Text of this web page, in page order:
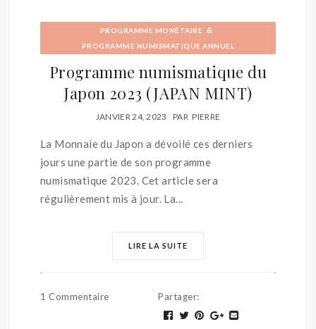
PROGRAMME MONÉTAIRE &
PROGRAMME NUMISMATIQUE ANNUEL
Programme numismatique du
Japon 2023 (JAPAN MINT)
JANVIER 24, 2023 PAR PIERRE
La Monnaie du Japon a dévoilé ces derniers
jours une partie de son programme
numismatique 2023. Cet article sera
régulièrement mis à jour. La...
LIRE LA SUITE
1 Commentaire Partager: